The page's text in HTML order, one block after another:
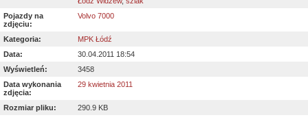
Pojazdy na
zdjęciu:
Volvo 7000
Kategoria:
MPK Łódź
Data:
30.04.2011 18:54
Wyświetleń:
3458
Data wykonania
zdjęcia:
29 kwietnia 2011
Rozmiar pliku: 290.9 KB